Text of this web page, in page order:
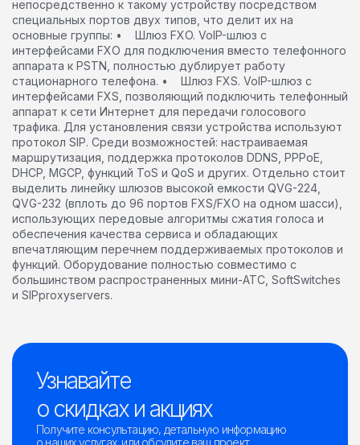
непосредственно к такому устройству посредством
специальных портов двух типов, что делит их на
основные группы: • Шлюз FXO. VoIP-шлюз с
интерфейсами FXO для подключения вместо телефонного
аппарата к PSTN, полностью дублирует работу
стационарного телефона. • Шлюз FXS. VoIP-шлюз с
интерфейсами FXS, позволяющий подключить телефонный
аппарат к сети Интернет для передачи голосового
трафика. Для установления связи устройства используют
протокол SIP. Среди возможностей: настраиваемая
маршрутизация, поддержка протоколов DDNS, PPPoE,
DHCP, MGCP, функций ToS и QoS и других. Отдельно стоит
выделить линейку шлюзов высокой емкости QVG-224,
QVG-232 (вплоть до 96 портов FXS/FXO на одном шасси),
использующих передовые алгоритмы сжатия голоса и
обеспечения качества сервиса и обладающих
впечатляющим перечнем поддерживаемых протоколов и
функций. Оборудование полностью совместимо с
большинством распространенных мини-АТС, SoftSwitches
и SIPproxyservers.
Узнавайте
о скидках и акциях
Получите консультацию, детальную информацию